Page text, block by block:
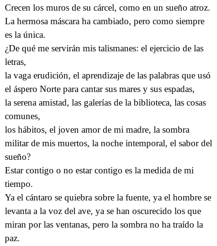
Crecen los muros de su cárcel, como en un sueño atroz.
La hermosa máscara ha cambiado, pero como siempre
es la única.
¿De qué me servirán mis talismanes: el ejercicio de las
letras,
la vaga erudición, el aprendizaje de las palabras que usó
el áspero Norte para cantar sus mares y sus espadas,
la serena amistad, las galerías de la biblioteca, las cosas
comunes,
los hábitos, el joven amor de mi madre, la sombra
militar de mis muertos, la noche intemporal, el sabor del
sueño?
Estar contigo o no estar contigo es la medida de mi
tiempo.
Ya el cántaro se quiebra sobre la fuente, ya el hombre se
levanta a la voz del ave, ya se han oscurecido los que
miran por las ventanas, pero la sombra no ha traído la
paz.